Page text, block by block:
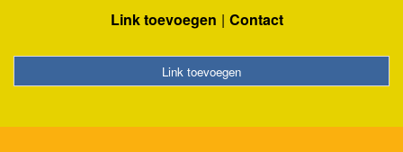
Link toevoegen Contact
Link toevoegen